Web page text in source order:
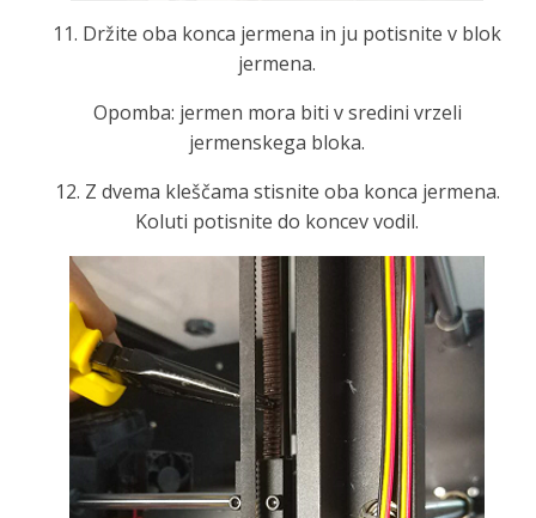
11. Držite oba konca jermena in ju potisnite v blok
jermena.
Opomba: jermen mora biti v sredini vrzeli
jermenskega bloka.
12. Z dvema kleščama stisnite oba konca jermena.
Koluti potisnite do koncev vodil.